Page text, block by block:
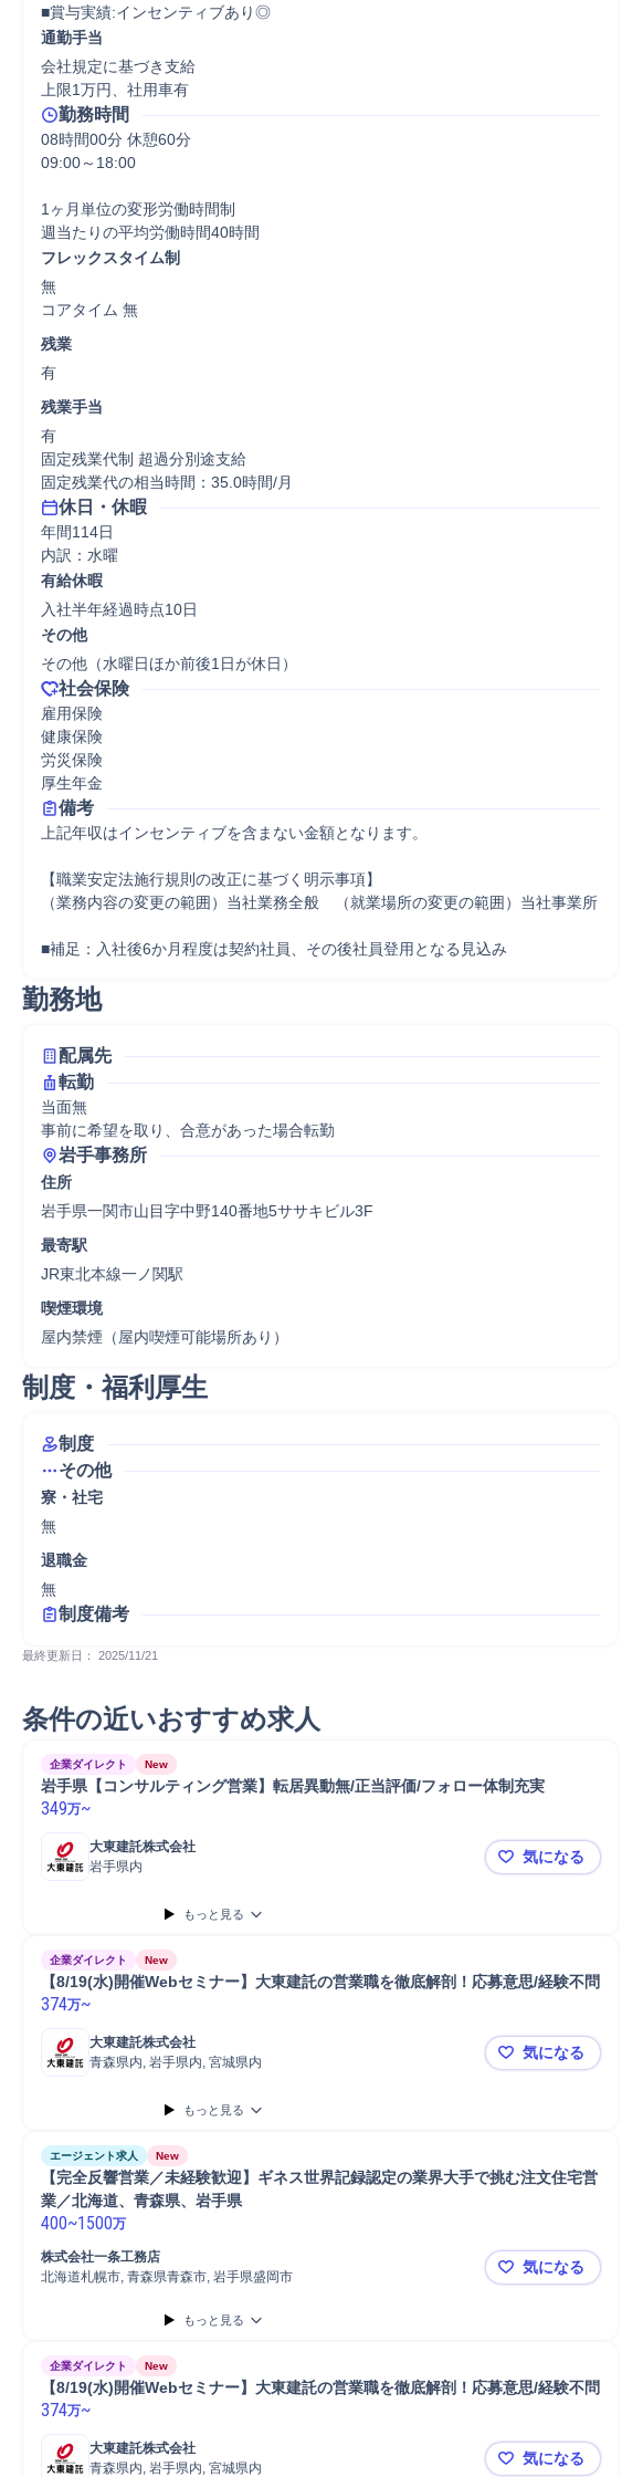
■賞与実績:インセンティブあり◎
通勤手当
会社規定に基づき支給
上限1万円、社用車有
勤務時間
08時間00分 休憩60分
09:00～18:00
1ヶ月単位の変形労働時間制
フレックスタイム制
無
コアタイム 無
残業
有
残業手当
有
固定残業代制 超過分別途支給
固定残業代の相当時間：35.0時間/月
休日・休暇
年間114日
内訳：水曜
有給休暇
入社半年経過時点10日
その他
その他（水曜日ほか前後1日が休日）
社会保険
雇用保険
健康保険
労災保険
厚生年金
備考
上記年収はインセンティブを含まない金額となります。
【職業安定法施行規則の改正に基づく明示事項】
（業務内容の変更の範囲）当社業務全般　（就業場所の変更の範囲）当社事業所
■補足：入社後6か月程度は契約社員、その後社員登用となる見込み
勤務地
配属先
転勤
当面無
事前に希望を取り、合意があった場合転勤
岩手事務所
住所
岩手県一関市山目字中野140番地5ササキビル3F
最寄駅
JR東北本線一ノ関駅
喫煙環境
屋内禁煙（屋内喫煙可能場所あり）
制度・福利厚生
制度
その他
寮・社宅
無
退職金
無
制度備考
最終更新日： 2025/11/21
条件の近いおすすめ求人
企業ダイレクト New
岩手県【コンサルティング営業】転居異動無/正当評価/フォロー体制充実
349万~
大東建託株式会社
岩手県内
岩手県【
気になる
もっと見る
企業ダイレクト New
【8/19(水)開催Webセミナー】大東建託の営業職を徹底解剖！応募意思/経験不問
374万~
大東建託株式会社
青森県内, 岩手県内, 宮城県内
【8/19(水
気になる
もっと見る
エージェント求人 New
【完全反響営業／未経験歓迎】ギネス世界記録認定の業界大手で挑む注文住宅営
業／北海道、青森県、岩手県
400~1500万
株式会社一条工務店
北海道札幌市, 青森県青森市, 岩手県盛岡市
【完全反
気になる
もっと見る
企業ダイレクト New
【8/19(水)開催Webセミナー】大東建託の営業職を徹底解剖！応募意思/経験不問
374万~
大東建託株式会社
青森県内, 岩手県内, 宮城県内
【8/19(水
気になる